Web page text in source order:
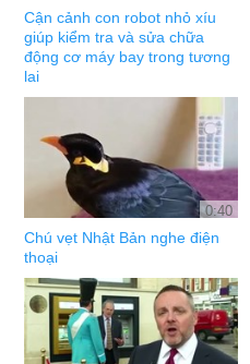
Cận cảnh con robot nhỏ xíu
giúp kiểm tra và sửa chữa
động cơ máy bay trong tương
lai
0:40
Chú vẹt Nhật Bản nghe điện
thoại